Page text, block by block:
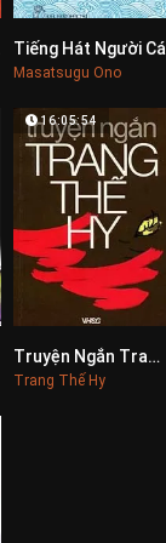
0
Tiếng Hát Người Cá
Masatsugu Ono
0
16:05:54
Truyện Ngắn Trang Thế Hy
Trang Thế Hy